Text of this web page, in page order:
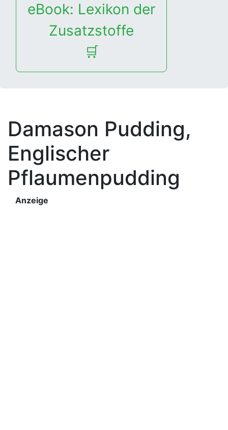
eBook: Lexikon der
Zusatzstoffe
🛒
Damason Pudding,
Englischer
Pflaumenpudding
Anzeige